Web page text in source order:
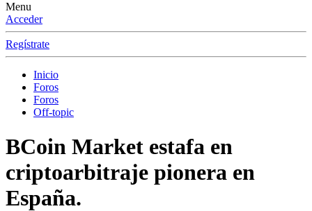
Menu
Acceder
Regístrate
Inicio
Foros
Foros
Off-topic
BCoin Market estafa en
criptoarbitraje pionera en
España.